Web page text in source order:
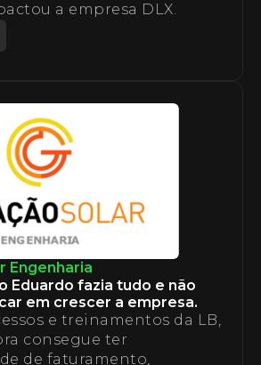
a empresa DLX.
Engenharia
Eduardo fazia tudo e não
em crescer a empresa.
e treinamentos da LB,
consegue ter
de faturamento,